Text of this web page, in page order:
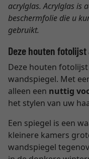
acrylglas. Acrylglas is
beschermfolie die u
gebruikt.
Deze houten
Deze houten
wandspiegel. Met
alleen een nuttig
het stylen van uw
Een spiegel is een
kleinere kamers
wandspiegel